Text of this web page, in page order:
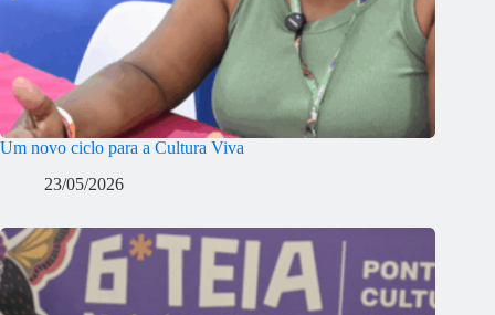
Um novo ciclo para a Cultura Viva
23/05/2026